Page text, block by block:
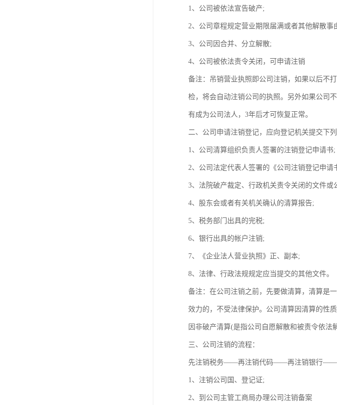
1、公司被依法宣告破产;
2、公司章程规定营业期限届满或者其他解散事
3、公司因合并、分立解散;
4、公司被依法责令关闭，可申请注销
备注：吊销营业执照即公司注销，如果以后不
检，将会自动注销公司的执照。另外如果公司
有成为公司法人，3年后才可恢复正常。
二、公司申请注销登记，应向登记机关提交下列
1、公司清算组织负责人签署的注销登记申请书;
2、公司法定代表人签署的《公司注销登记申请
3、法院破产裁定、行政机关责令关闭的文件
4、股东会或者有关机关确认的清算报告;
5、税务部门出具的完税;
6、银行出具的帐户注销;
7、《企业法人营业执照》正、副本;
8、法律、行政法规规定应当提交的其他文件。
备注：在公司注销之前，先要做清算，清算是
效力的，不受法律保护。公司清算因清算的性
因非破产清算(是指公司自愿解散和被责令依法
三、公司注销的流程：
先注销税务——再注销代码——再注销银行——
1、注销公司国、登记证;
2、到公司主管工商局办理公司注销备案